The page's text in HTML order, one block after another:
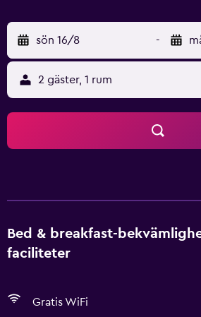
sön 16/8 -
2 gäster, 1 rum
Bed & breakfast-
faciliteter
Gratis WiFi